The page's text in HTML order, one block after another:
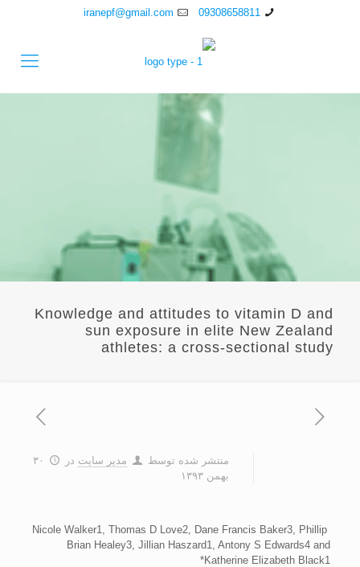
09308658811
iranepf@gmail.com
Knowledge and attitudes to vitamin D and
sun exposure in elite New Zealand
athletes: a cross-sectional study
منتشر شده توسط مدیر سایت در
۳۰
بهمن ۱۳۹۳
Nicole Walker1, Thomas D Love2, Dane Francis Baker3, Phillip
Brian Healey3, Jillian Haszard1, Antony S Edwards4 and
Katherine Elizabeth Black1*